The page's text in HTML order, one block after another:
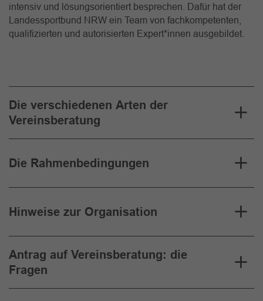
intensiv und lösungsorientiert besprechen. Dafür hat der
Landessportbund NRW ein Team von fachkompetenten,
qualifizierten und autorisierten Expert*innen ausgebildet.
Die verschiedenen Arten der
Vereinsberatung
Die Rahmenbedingungen
Hinweise zur Organisation
Antrag auf Vereinsberatung: die
Fragen